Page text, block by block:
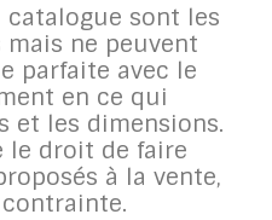
catalogue sont les
ne peuvent
parfaite avec le
en ce qui
et les dimensions.
le droit de faire
à la vente,